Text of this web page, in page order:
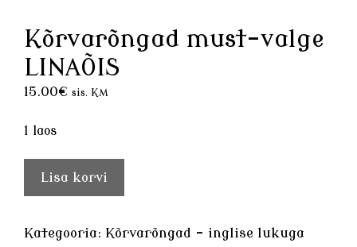
Kõrvarõngad must-valge
LINAÕIS
15.00€ sis. KM
1 laos
Kõrvarõngad
LINAÕIS
Lisa korvi
Kategooria: Kõrvarõngad - inglise lukuga